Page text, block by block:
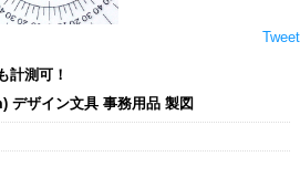
Tweet
計測可！
デザイン文具 事務用品 製図